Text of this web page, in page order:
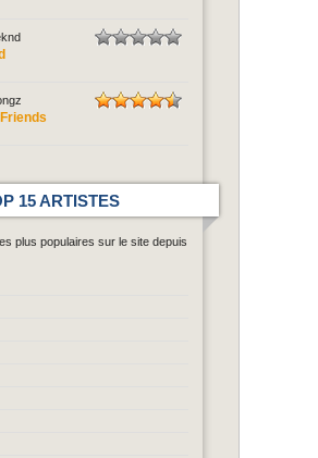
15 ARTISTES
plus populaires sur le site depuis